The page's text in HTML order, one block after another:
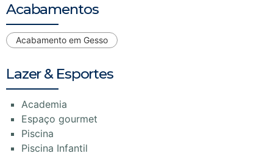
Acabamentos
Acabamento em Gesso
Lazer & Esportes
Academia
Espaço gourmet
Piscina
Piscina Infantil